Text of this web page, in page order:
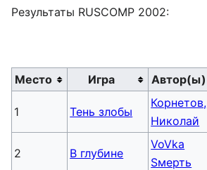
Результаты RUSCOMP 2002:
Место Игра Автор(ы)
1 Тень злобы
Корнетов,
Николай
2 В глубине
VoVka
Sмерть